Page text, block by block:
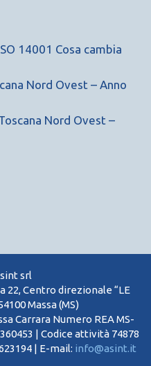
14001 Cosa cambia
Nord Ovest – Anno
Nord Ovest –
srl
22, Centro direzionale “LE
Massa (MS)
Carrara Numero REA MS-
| Codice attività 74878
| E-mail: info@asint.it